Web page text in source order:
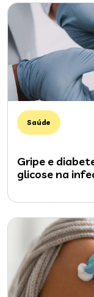
Saúde
Gripe e
glicose na